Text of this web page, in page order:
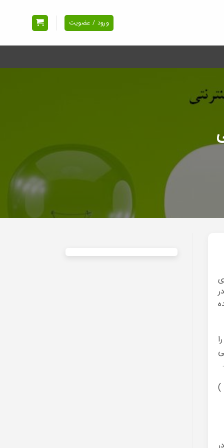
ورود / عضویت
)